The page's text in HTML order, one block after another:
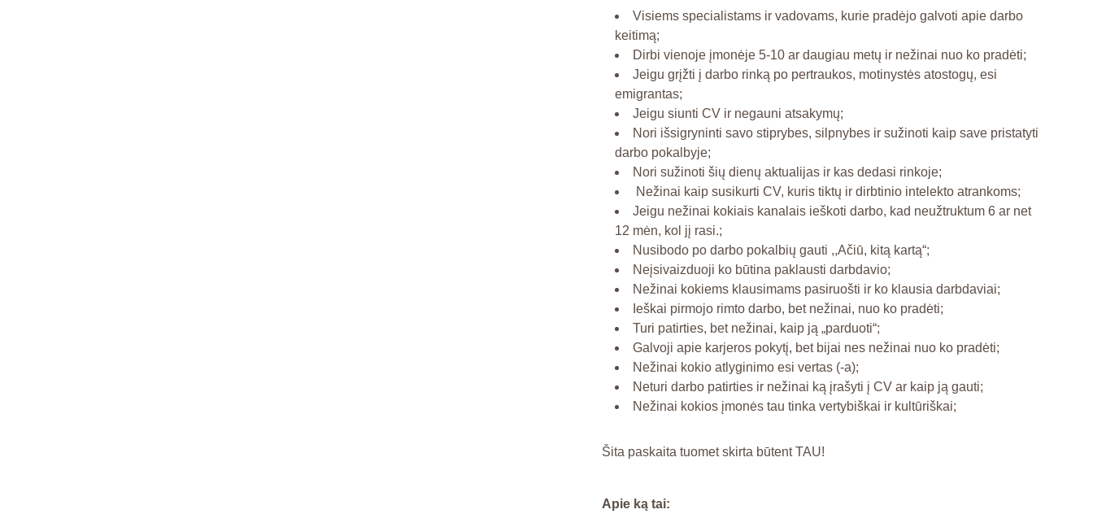
Visiems specialistams ir vadovams, kurie pradėjo galvoti apie darbo
keitimą;
Dirbi vienoje įmonėje 5-10 ar daugiau metų ir nežinai nuo ko pradėti;
Jeigu grįžti į darbo rinką po pertraukos, motinystės atostogų, esi
emigrantas;
Jeigu siunti CV ir negauni atsakymų;
Nori išsigryninti savo stiprybes, silpnybes ir sužinoti kaip save pristatyti
darbo pokalbyje;
Nori sužinoti šių dienų aktualijas ir kas dedasi rinkoje;
Nežinai kaip susikurti CV, kuris tiktų ir dirbtinio intelekto atrankoms;
Jeigu nežinai kokiais kanalais ieškoti darbo, kad neužtruktum 6 ar net
12 mėn, kol jį rasi.;
Nusibodo po darbo pokalbių gauti ,,Ačiū, kitą kartą“;
Neįsivaizduoji ko būtina paklausti darbdavio;
Nežinai kokiems klausimams pasiruošti ir ko klausia darbdaviai;
Ieškai pirmojo rimto darbo, bet nežinai, nuo ko pradėti;
Turi patirties, bet nežinai, kaip ją „parduoti“;
Galvoji apie karjeros pokytį, bet bijai nes nežinai nuo ko pradėti;
Nežinai kokio atlyginimo esi vertas (-a);
Neturi darbo patirties ir nežinai ką įrašyti į CV ar kaip ją gauti;
Nežinai kokios įmonės tau tinka vertybiškai ir kultūriškai;
Šita paskaita tuomet skirta būtent TAU!
Apie ką tai: